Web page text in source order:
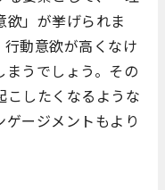
」が挙げられま
動意欲が高くなけ
うでしょう。その
こしたくなるような
ージメントもより